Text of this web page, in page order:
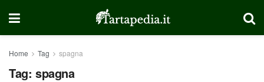
Home Tag spagna
Tag: spagna